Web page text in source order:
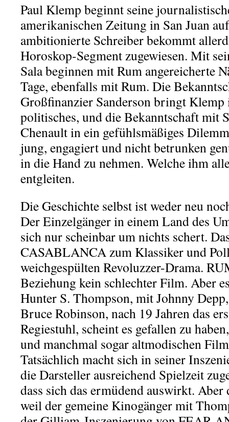
Paul Klemp beginnt seine
amerikanischen Zeitung in San Juan
ambitionierte Schreiber bekommt
Horoskop-Segment zugewiesen. Mit
Sala beginnen mit Rum angereicherte
Tage, ebenfalls mit Rum. Die
Großfinanzier Sanderson bringt
politisches, und die Bekanntschaft mit
Chenault in ein gefühlsmäßiges
jung, engagiert und nicht betrunken
in die Hand zu nehmen. Welche ihm
entgleiten.
Die Geschichte selbst ist weder neu
Der Einzelgänger in einem Land des
sich nur scheinbar um nichts schert.
CASABLANCA zum Klassiker und
weichgespülten Revoluzzer-Drama.
Beziehung kein schlechter Film. Aber
Hunter S. Thompson, mit Johnny
Bruce Robinson, nach 19 Jahren das
Regiestuhl, scheint es gefallen zu
und manchmal sogar altmodischen
Tatsächlich macht sich in seiner
die Darsteller ausreichend Spielzeit
dass sich das ermüdend auswirkt. Aber
weil der gemeine Kinogänger mit